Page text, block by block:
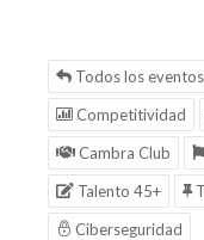
Todos los eventos
Competitividad
Cambra Club
Talento 45+
Ciberseguridad